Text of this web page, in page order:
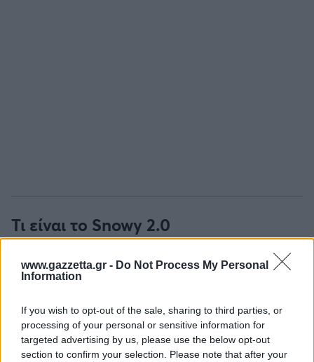
www.gazzetta.gr - Do Not Process My Personal
Information
If you wish to opt-out of the sale, sharing to third parties, or
processing of your personal or sensitive information for
targeted advertising by us, please use the below opt-out
section to confirm your selection. Please note that after your
Τι είναι το Snowy 2.0
Το Snowy 2.0 αποτελεί ένα από τα μεγαλύτερα
ενεργειακά έργα που βρίσκονται σε εξέλιξη στην
συνδέει τις δεξαμενές Tantangara και Talbingo
μέσω περίπου 27 χιλιομέτρων υπόγειων σηράγγων
και ενός υπόγειου υδροηλεκτρικού σταθμού.